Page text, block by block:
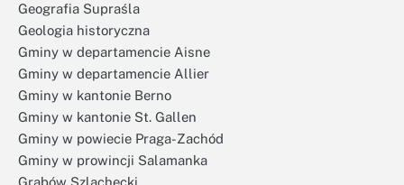
Geografia Supraśla
Geologia historyczna
Gminy w departamencie Aisne
Gminy w departamencie Allier
Gminy w kantonie Berno
Gminy w kantonie St. Gallen
Gminy w powiecie Praga-Zachód
Gminy w prowincji Salamanka
Grabów Szlachecki